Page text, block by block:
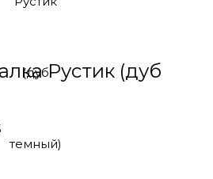
Рустик (дуб